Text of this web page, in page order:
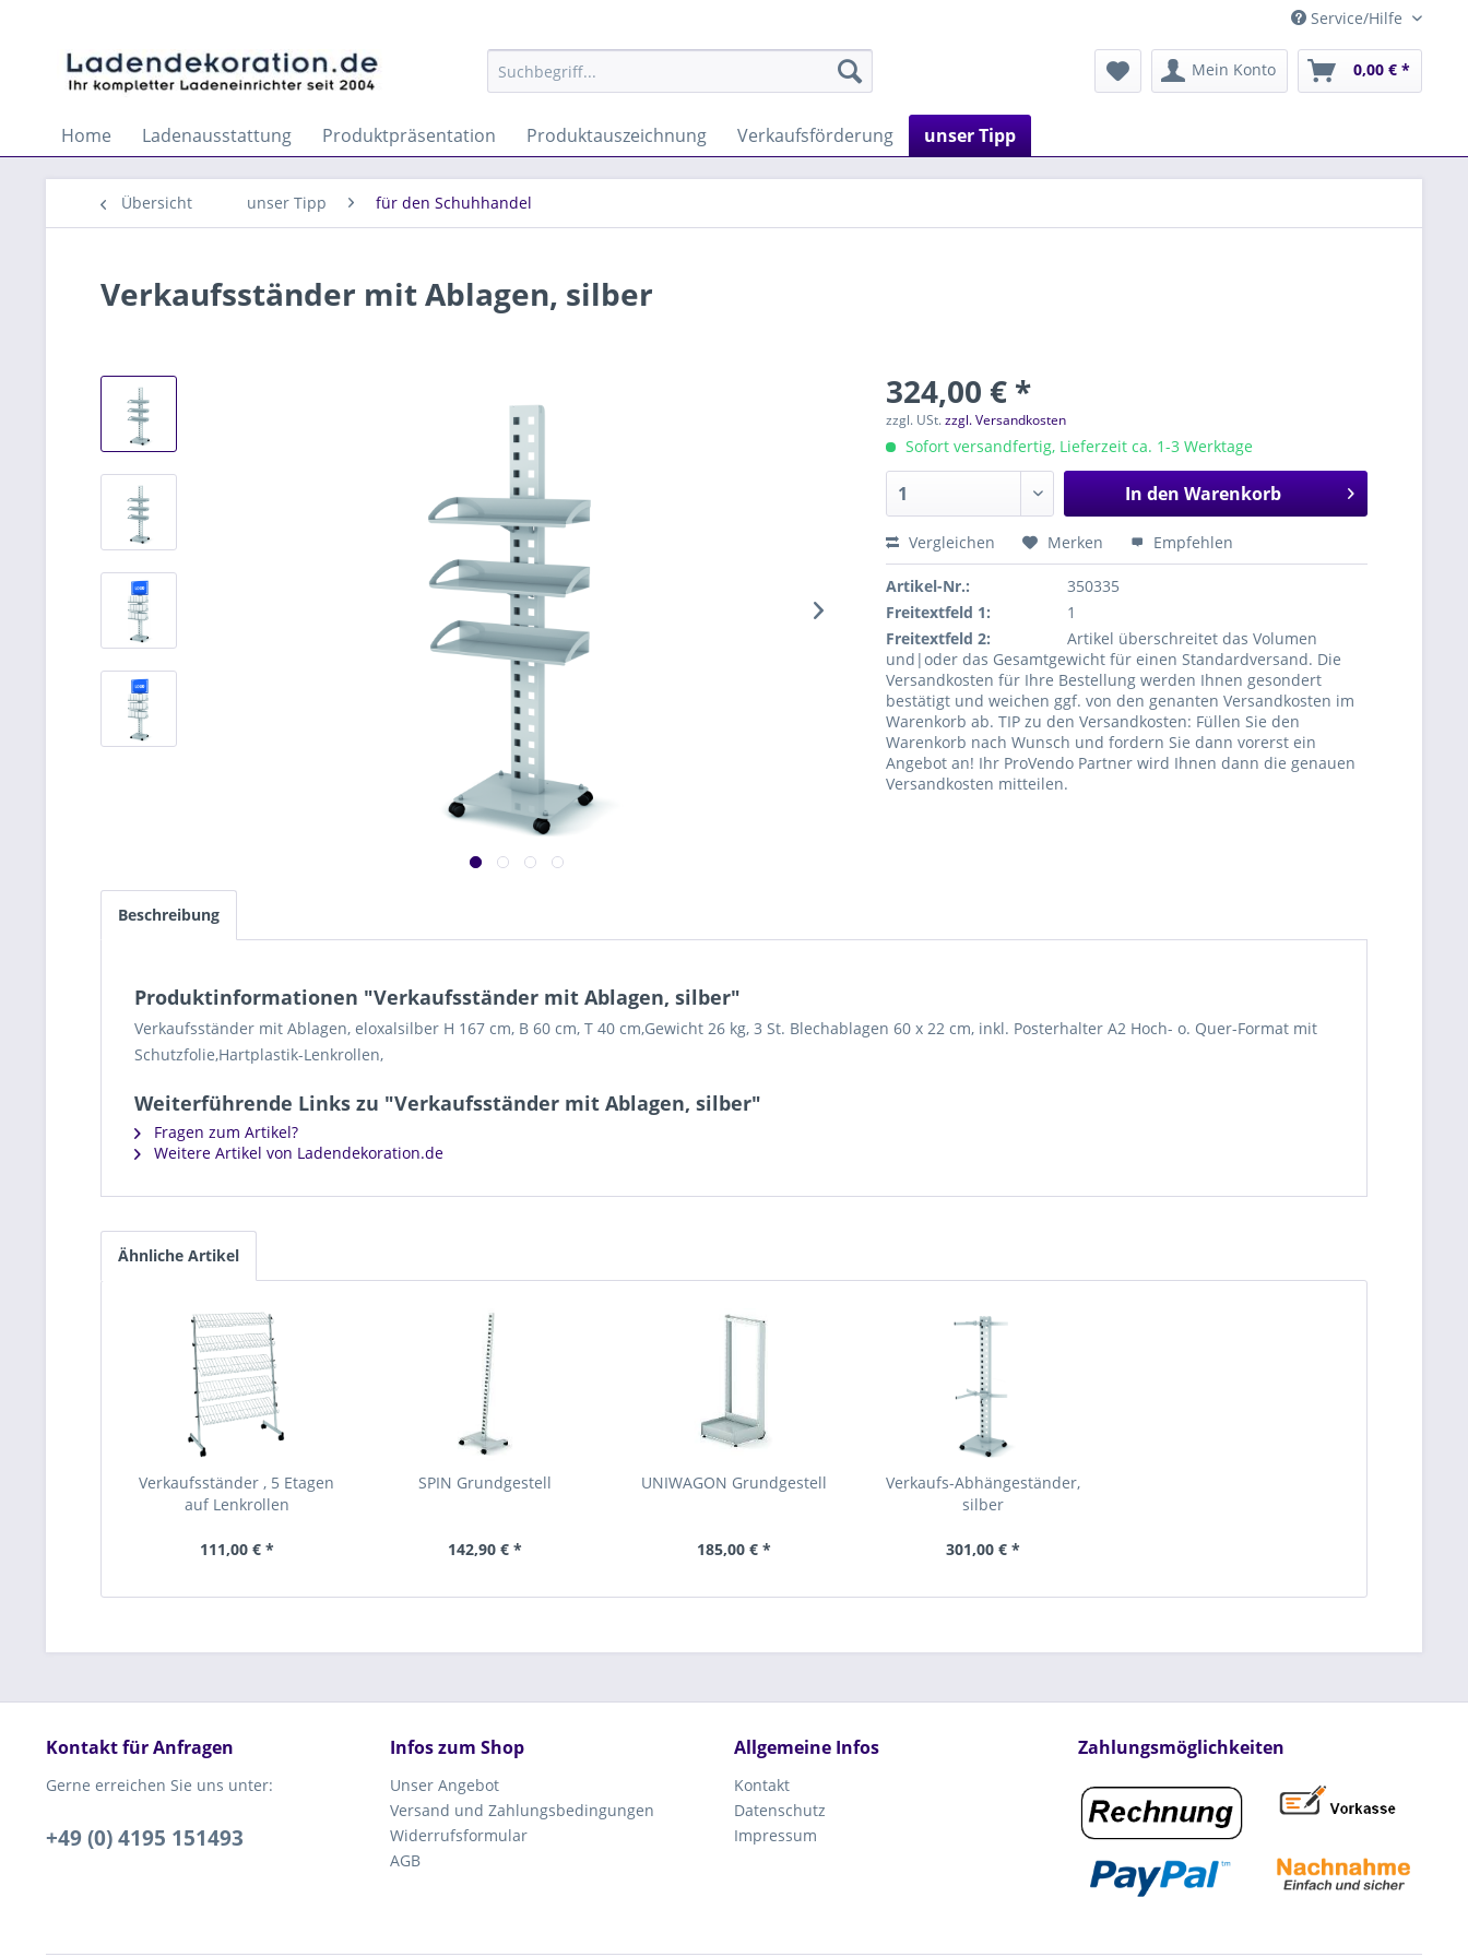
Service/Hilfe
Mein Konto 0,00 € *
Home Ladenausstattung Produktpräsentation Produktauszeichnung Verkaufsförderung unser Tipp
Übersicht unser Tipp für den Schuhhandel
Verkaufsständer mit Ablagen, silber
324,00 € *
zzgl. USt.zzgl. Versandkosten
Sofort versandfertig, Lieferzeit ca. 1-3 Werktage
In den Warenkorb
Vergleichen Merken Empfehlen
Artikel-Nr.:
350335
Freitextfeld 1:
1
Freitextfeld 2:
Artikel überschreitet das Volumen
und|oder das Gesamtgewicht für einen Standardversand. Die
Versandkosten für Ihre Bestellung werden Ihnen gesondert
bestätigt und weichen ggf. von den genanten Versandkosten im
Warenkorb ab. TIP zu den Versandkosten: Füllen Sie den
Warenkorb nach Wunsch und fordern Sie dann vorerst ein
Angebot an! Ihr ProVendo Partner wird Ihnen dann die genauen
Versandkosten mitteilen.
Beschreibung
Produktinformationen "Verkaufsständer mit Ablagen, silber"
Verkaufsständer mit Ablagen, eloxalsilber H 167 cm, B 60 cm, T 40 cm,Gewicht 26 kg, 3 St. Blechablagen 60 x 22 cm, inkl. Posterhalter A2 Hoch- o. Quer-Format mit
Schutzfolie,Hartplastik-Lenkrollen,
Weiterführende Links zu "Verkaufsständer mit Ablagen, silber"
Fragen zum Artikel?
Weitere Artikel von Ladendekoration.de
Ähnliche Artikel
Verkaufsständer , 5 Etagen
auf Lenkrollen
111,00 € *
SPIN Grundgestell
142,90 € *
UNIWAGON Grundgestell
185,00 € *
Verkaufs-Abhängeständer,
silber
301,00 € *
Kontakt für Anfragen
Gerne erreichen Sie uns unter:
+49 (0) 4195 151493
Infos zum Shop
Unser Angebot
Versand und Zahlungsbedingungen
Widerrufsformular
AGB
Allgemeine Infos
Kontakt
Datenschutz
Impressum
Zahlungsmöglichkeiten